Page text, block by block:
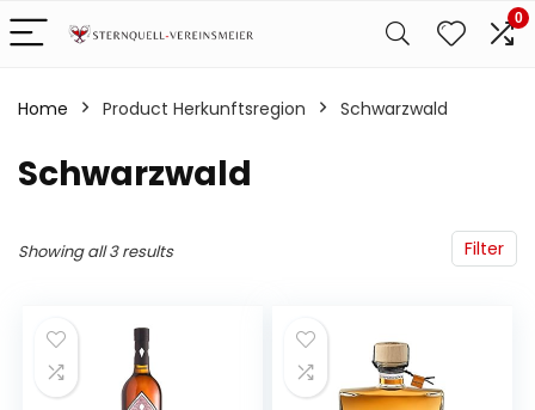
0
Home Product Herkunftsregion ‎Schwarzwald
‎Schwarzwald
Filter
Showing all 3 results